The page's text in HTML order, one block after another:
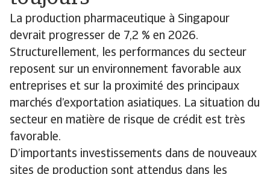
La production pharmaceutique à Singapour
devrait progresser de 7,2 % en 2026.
Structurellement, les performances du secteur
reposent sur un environnement favorable aux
entreprises et sur la proximité des principaux
marchés d’exportation asiatiques. La situation du
secteur en matière de risque de crédit est très
favorable.
D’importants investissements dans de nouveaux
sites de production sont attendus dans les